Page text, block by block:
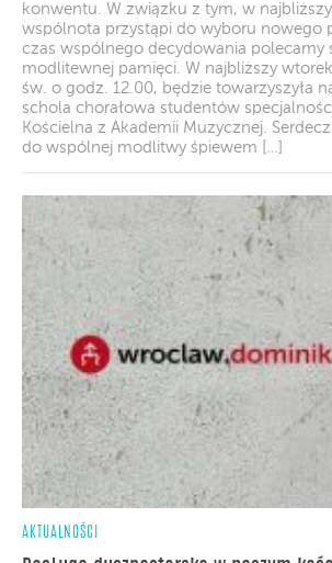
konwentu. W związku z tym, w
wspólnota przystąpi do wyboru nowego
czas wspólnego decydowania polecamy
modlitewnej pamięci. W najbliższy
św. o godz. 12.00, będzie towarzyszyła
schola chorałowa studentów
Kościelna z Akademii Muzycznej.
do wspólnej modlitwy śpiewem […]
AKTUALNOŚCI